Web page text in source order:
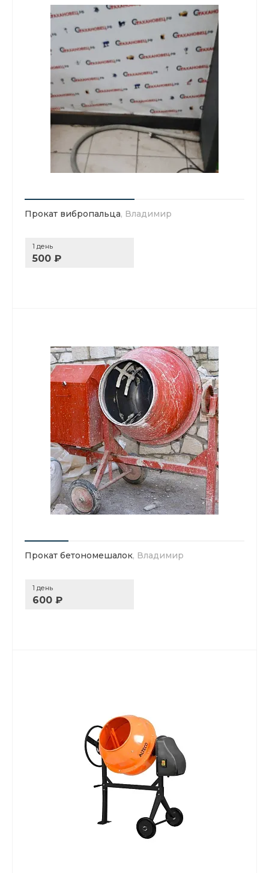
Прокат вибропальца, Владимир
1 день
500 ₽
Прокат бетономешалок, Владимир
1 день
600 ₽